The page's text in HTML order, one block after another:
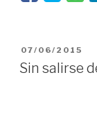
PUBLICADO
EL
07/06/2015
Sin salirse